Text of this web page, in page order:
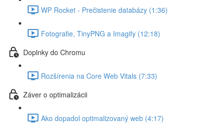
WP Rocket - Prečistenie databázy (1:36)
Fotografie, TinyPNG a Imagify (12:18)
Doplnky do Chromu
Rozšírenia na Core Web Vitals (7:33)
Záver o optimalizácii
Ako dopadol optimalizovaný web (4:17)